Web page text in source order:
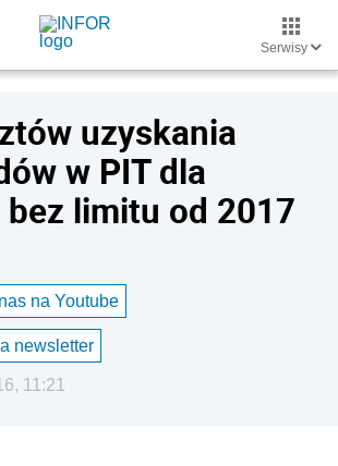
Serwisy
uzyskania
w PIT dla
limitu od 2017
na Youtube
newsletter
11:21